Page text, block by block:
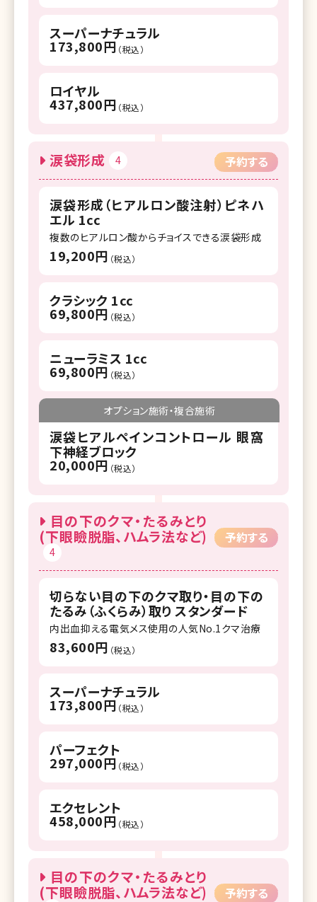
スーパーナチュラル
173,800円 （税込）
ロイヤル
437,800円 （税込）
涙袋形成 4 予約する
涙袋形成（ヒアルロン酸注射）ピネハ
エル 1cc
複数のヒアルロン酸からチョイスできる涙袋形成
19,200円 （税込）
クラシック 1cc
69,800円 （税込）
ニューラミス 1cc
69,800円 （税込）
オプション施術・複合施術
涙袋ヒアルペインコントロール 眼窩
下神経ブロック
20,000円 （税込）
目の下のクマ・たるみとり
(下眼瞼脱脂、ハムラ法など)
4
予約する
切らない目の下のクマ取り・目の下の
たるみ（ふくらみ）取り スタンダード
内出血抑える電気メス使用の人気No.1クマ治療
83,600円 （税込）
スーパーナチュラル
173,800円 （税込）
パーフェクト
297,000円 （税込）
エクセレント
458,000円 （税込）
目の下のクマ・たるみとり
(下眼瞼脱脂、ハムラ法など)
予約する